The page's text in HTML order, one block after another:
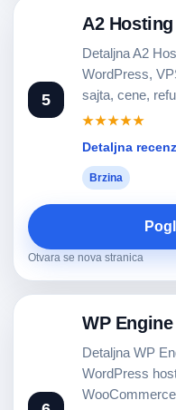
5
A2 Hosting
Detaljna A2
WordPress,
sajta, cene,
★★★★★
Detaljna
Brzina
Otvara se nova stranica
WP Engine
Detaljna WP
WordPress